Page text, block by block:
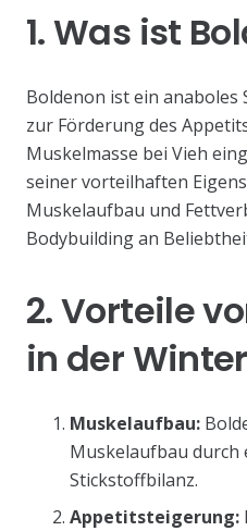
1. Was ist
Boldenon ist ein
zur Förderung des
Muskelmasse bei Vieh
seiner vorteilhaften
Muskelaufbau und
Bodybuilding an
2. Vorteile
in der
Muskelaufbau:
Muskelaufbau durch
Stickstoffbilanz.
Appetitsteigerung: